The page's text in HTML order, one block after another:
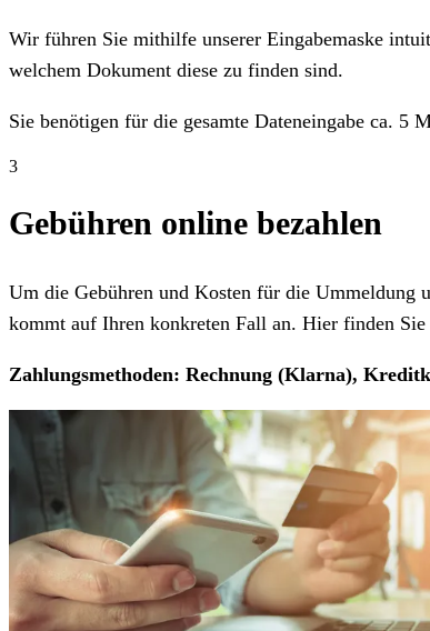
Wir führen Sie mithilfe unserer Eingabemaske
welchem Dokument diese zu finden sind.
Sie benötigen für die gesamte Dateneingabe ca. 5
3
Gebühren online bezahlen
Um die Gebühren und Kosten für die Ummeldung
kommt auf Ihren konkreten Fall an. Hier finden Sie
Zahlungsmethoden: Rechnung (Klarna),